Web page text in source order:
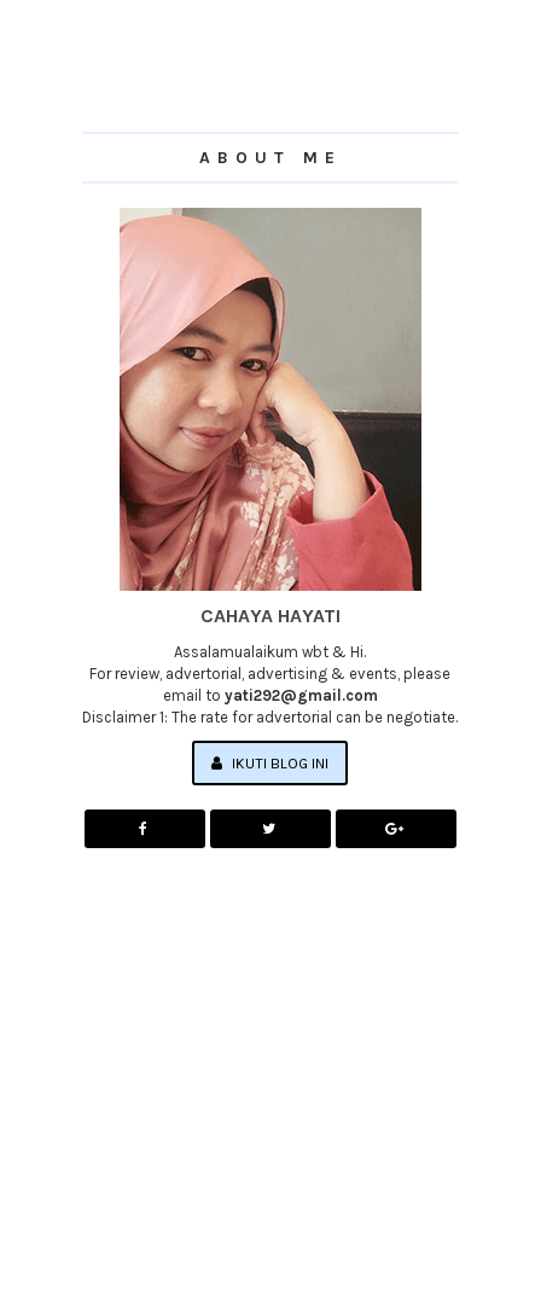
ABOUT ME
CAHAYA HAYATI
Assalamualaikum wbt & Hi.
For review, advertorial, advertising & events, please
email to yati292@gmail.com
Disclaimer 1: The rate for advertorial can be negotiate.
IKUTI BLOG INI